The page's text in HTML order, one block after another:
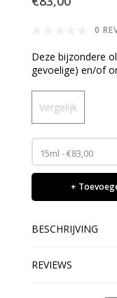
0
Deze bijzondere
gevoelige) en/of
Vergelijk
15ml - €83,00
+
BESCHRIJVING
REVIEWS